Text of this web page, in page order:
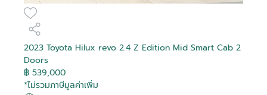
2023 Toyota Hilux revo 2.4 Z Edition Mid Smart Cab 2
Doors
฿ 539,000
*ไม่รวมภาษีมูลค่าเพิ่ม